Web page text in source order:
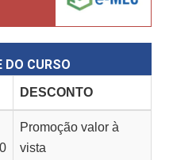
DO CURSO
DESCONTO
Promoção valor à
vista